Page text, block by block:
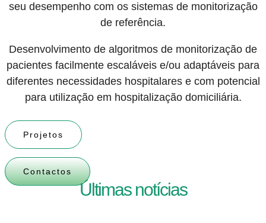
seu desempenho com os sistemas de monitorização
de referência.
Desenvolvimento de algoritmos de monitorização de
pacientes facilmente escaláveis e/ou adaptáveis para
diferentes necessidades hospitalares e com potencial
para utilização em hospitalização domiciliária.
Projetos
Contactos
Últimas notícias